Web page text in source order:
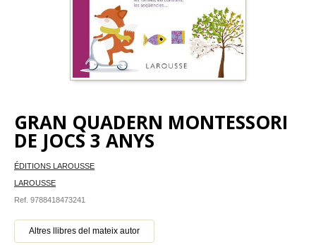
GRAN QUADERN MONTESSORI
DE JOCS 3 ANYS
ÉDITIONS LAROUSSE
LAROUSSE
Ref. 9788418473241
Altres llibres del mateix autor